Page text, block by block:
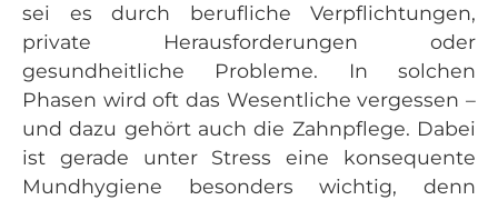
sei es durch berufliche Verpflichtungen,
private Herausforderungen oder
gesundheitliche Probleme. In solchen
Phasen wird oft das Wesentliche vergessen –
und dazu gehört auch die Zahnpflege. Dabei
ist gerade unter Stress eine konsequente
Mundhygiene besonders wichtig, denn